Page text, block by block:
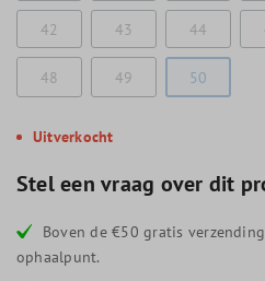
42 43 44
48 49 50
Uitverkocht
Stel een vraag over dit
Boven de €50 gratis
ophaalpunt.